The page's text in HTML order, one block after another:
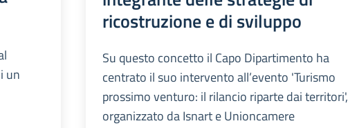
un
ricostruzione e di sviluppo
Su questo concetto il Capo Dipartimento ha
centrato il suo intervento all’evento 'Turismo
prossimo venturo: il rilancio riparte dai territori',
organizzato da Isnart e Unioncamere